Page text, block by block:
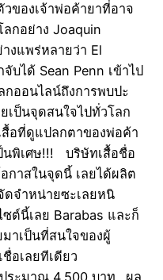
ของเจ้าพ่อค้ายาที่อาจ
ลกอย่าง Joaquin
งแพร่หลายว่า El
บได้ Sean Penn เข้าไป
ออนไลน์ถึงการพบปะ
ป็นจุดสนใจไปทั่วโลก
สื้อที่ดูแปลกตาของพ่อค้า
นพิเศษ!!! บริษัทเสื้อชื่อ
กาสในจุดนี้ เลยได้ผลิต
ดจำหน่ายซะเลยหนิ
ต์นี้เลย Barabas และก็
าเป็นที่สนใจของผู้
อเลยทีเดียว